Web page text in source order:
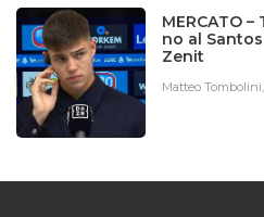
MERCATO
no al
Zenit
Matteo